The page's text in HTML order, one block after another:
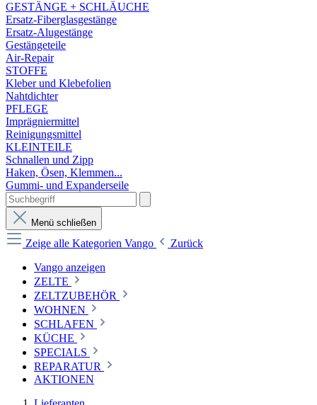
GESTÄNGE + SCHLÄUCHE
Ersatz-Fiberglasgestänge
Ersatz-Alugestänge
Gestängeteile
Air-Repair
STOFFE
Kleber und Klebefolien
Nahtdichter
PFLEGE
Imprägniermittel
Reinigungsmittel
KLEINTEILE
Schnallen und Zipp
Haken, Ösen, Klemmen...
Gummi- und Expanderseile
Menü schließen
Zeige alle Kategorien Vango
Zurück
Vango anzeigen
ZELTE
ZELTZUBEHÖR
WOHNEN
SCHLAFEN
KÜCHE
SPECIALS
REPARATUR
AKTIONEN